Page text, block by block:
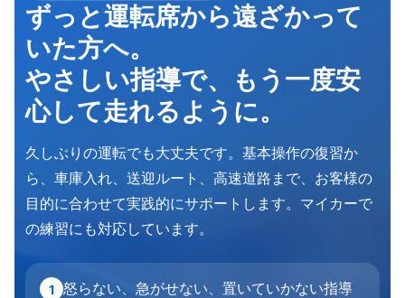
ずっと運転席から遠ざかって
いた方へ。
やさしい指導で、もう一度安
心して走れるように。
久しぶりの運転でも大丈夫です。基本操作の復習か
ら、車庫入れ、送迎ルート、高速道路まで、お客様の
目的に合わせて実践的にサポートします。マイカーで
の練習にも対応しています。
1 怒らない、急がせない、置いていかない指導